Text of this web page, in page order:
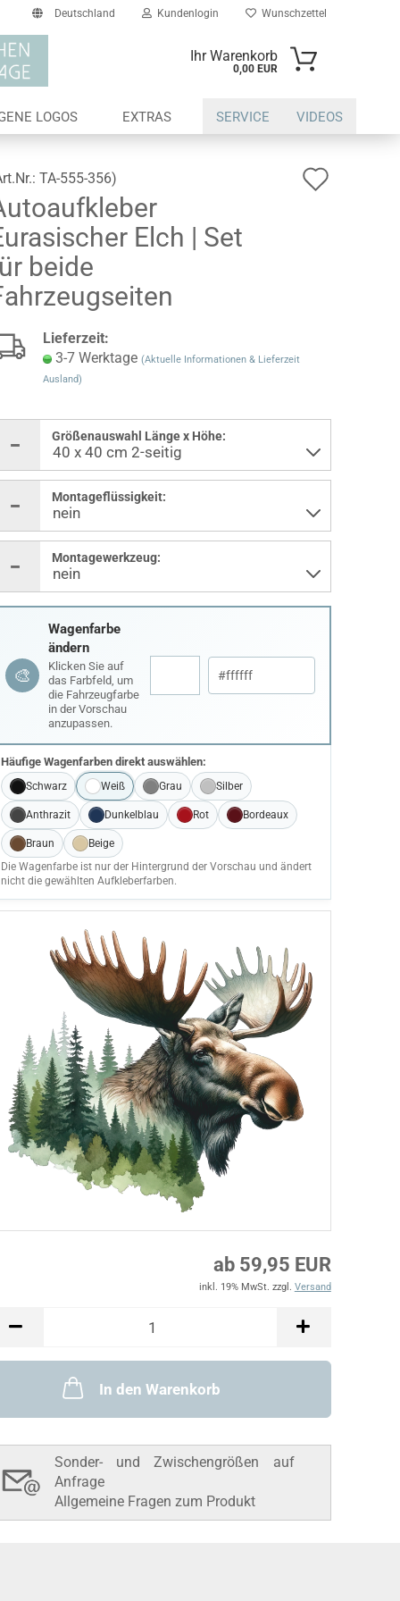
Deutschland Kundenlogin
erstellen
vergessen?
Wunschzettel
Ihr Warenkorb
0,00 EUR
LOGOS EXTRAS SERVICE VIDEOS
TA-555-356)
Elch | Set
beide
Lieferzeit:
3-7 Werktage (Aktuelle Informationen & Lieferzeit
Ausland)
Größenauswahl Länge x Höhe:
Montageflüssigkeit:
Montagewerkzeug:
🎨
Wagenfarbe
ändern
Klicken Sie auf
das Farbfeld, um
die Fahrzeugfarbe
in der Vorschau
anzupassen.
Häufige Wagenfarben direkt auswählen:
Schwarz Weiß Grau Silber
Anthrazit Dunkelblau Rot Bordeaux
Braun
Beige
Die Wagenfarbe ist nur der Hintergrund der Vorschau und ändert
nicht die gewählten Aufkleberfarben.
ab 59,95 EUR
inkl. 19% MwSt. zzgl. Versand
In den Warenkorb
Sonder- und Zwischengrößen auf
Anfrage
Allgemeine Fragen zum Produkt